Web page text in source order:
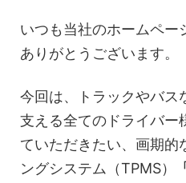
いつも当社のホームペー
ありがとうございます。
今回は、トラックやバス
支える全てのドライバー
ていただきたい、画期的
ングシステム（TPMS）